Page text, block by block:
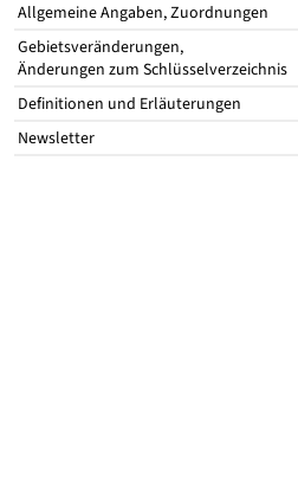
Allgemeine Angaben, Zuordnungen
Gebietsveränderungen,
Änderungen zum Schlüsselverzeichnis
Definitionen und Erläuterungen
Newsletter